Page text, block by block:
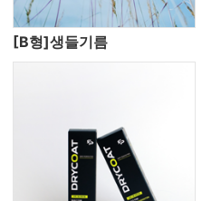
[B형]생들기름